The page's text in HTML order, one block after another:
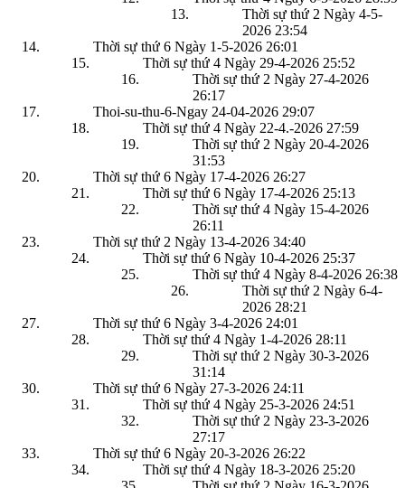
Thời sự thứ 2 Ngày 4-5-
2026 23:54
Thời sự thứ 6 Ngày 1-5-2026 26:01
Thời sự thứ 4 Ngày 29-4-2026 25:52
Thời sự thứ 2 Ngày 27-4-2026
26:17
Thoi-su-thu-6-Ngay 24-04-2026 29:07
Thời sự thứ 4 Ngày 22-4.-2026 27:59
Thời sự thứ 2 Ngày 20-4-2026
31:53
Thời sự thứ 6 Ngày 17-4-2026 26:27
Thời sự thứ 6 Ngày 17-4-2026 25:13
Thời sự thứ 4 Ngày 15-4-2026
26:11
Thời sự thứ 2 Ngày 13-4-2026 34:40
Thời sự thứ 6 Ngày 10-4-2026 25:37
Thời sự thứ 4 Ngày 8-4-2026 26:38
Thời sự thứ 2 Ngày 6-4-
2026 28:21
Thời sự thứ 6 Ngày 3-4-2026 24:01
Thời sự thứ 4 Ngày 1-4-2026 28:11
Thời sự thứ 2 Ngày 30-3-2026
31:14
Thời sự thứ 6 Ngày 27-3-2026 24:11
Thời sự thứ 4 Ngày 25-3-2026 24:51
Thời sự thứ 2 Ngày 23-3-2026
27:17
Thời sự thứ 6 Ngày 20-3-2026 26:22
Thời sự thứ 4 Ngày 18-3-2026 25:20